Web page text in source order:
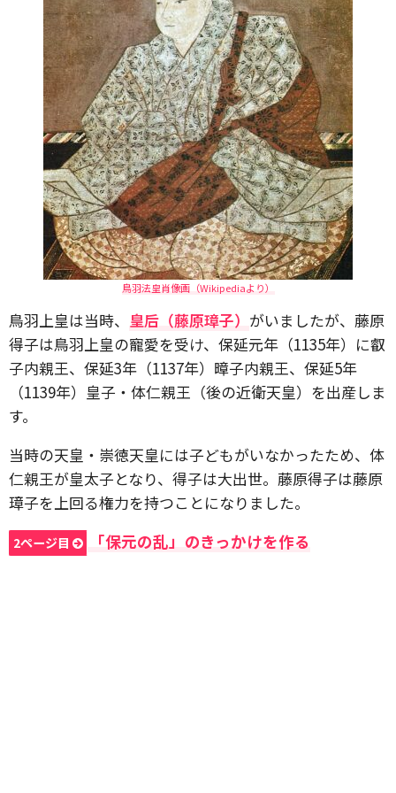
鳥羽法皇肖像画（Wikipediaより）
鳥羽上皇は当時、 皇后（藤原璋子） がいましたが、藤原
得子は鳥羽上皇の寵愛を受け、保延元年（1135年）に叡
子内親王、保延3年（1137年）暲子内親王、保延5年
（1139年）皇子・体仁親王（後の近衛天皇）を出産しま
す。
当時の天皇・崇徳天皇には子どもがいなかったため、体
仁親王が皇太子となり、得子は大出世。藤原得子は藤原
璋子を上回る権力を持つことになりました。
2ページ目 「保元の乱」のきっかけを作る